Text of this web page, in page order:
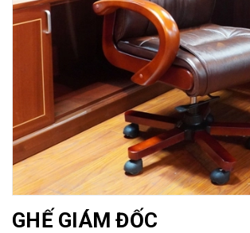
GHẾ GIÁM ĐỐC